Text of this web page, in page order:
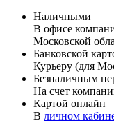
Наличными
В офисе
Московской
Банковской
Курьеру (для
Безналичным
На счет
Картой онлайн
В личном